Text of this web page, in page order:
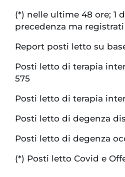
(*) nelle ultime 48 ore; 1
precedenza ma
Report posti letto su
Posti letto di terapia
575
Posti letto di terapia
Posti letto di degenza
Posti letto di degenza
(*) Posti letto Covid e